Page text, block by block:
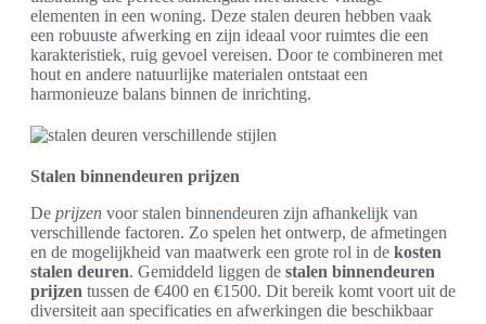
elementen in een woning. Deze stalen deuren hebben vaak
een robuuste afwerking en zijn ideaal voor ruimtes die een
karakteristiek, ruig gevoel vereisen. Door te combineren met
hout en andere natuurlijke materialen ontstaat een
harmonieuze balans binnen de inrichting.
Stalen binnendeuren prijzen
De prijzen voor stalen binnendeuren zijn afhankelijk van
verschillende factoren. Zo spelen het ontwerp, de afmetingen
en de mogelijkheid van maatwerk een grote rol in de kosten
stalen deuren. Gemiddeld liggen de stalen binnendeuren
prijzen tussen de €400 en €1500. Dit bereik komt voort uit de
diversiteit aan specificaties en afwerkingen die beschikbaar